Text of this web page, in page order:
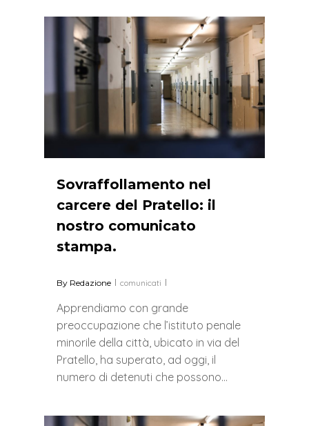
Sovraffollamento nel
carcere del Pratello: il
nostro comunicato
stampa.
By Redazione comunicati
Apprendiamo con grande
preoccupazione che l’istituto penale
minorile della città, ubicato in via del
Pratello, ha superato, ad oggi, il
numero di detenuti che possono…
0
0